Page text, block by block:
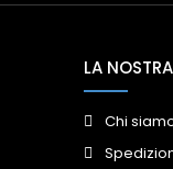
LA
Chi